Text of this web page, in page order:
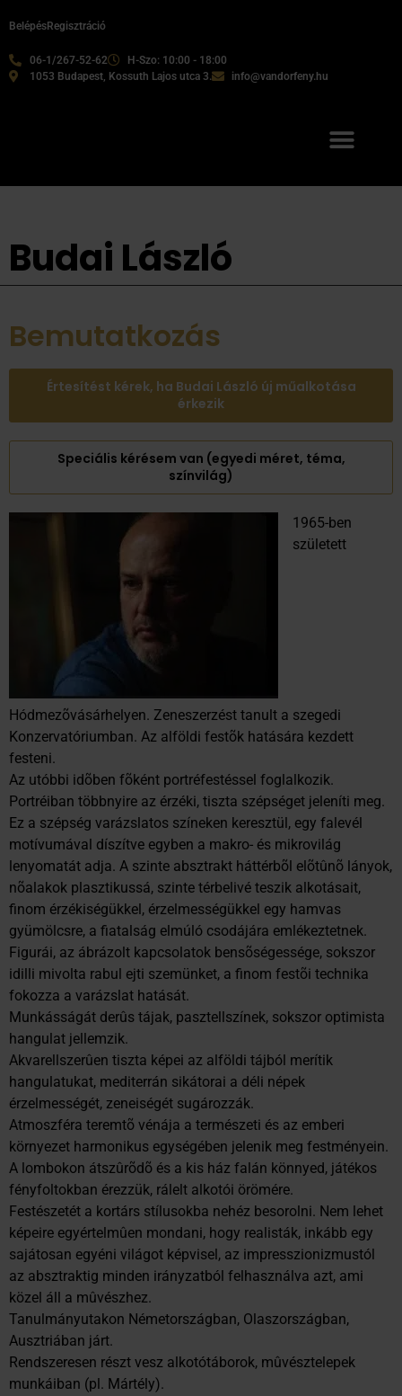
06-1/267-52-62
H-Szo: 10:00 - 18:00
1053 Budapest, Kossuth Lajos utca 3.
info@vandorfeny.hu
BelépésRegisztráció
Budai László
Bemutatkozás
Értesítést kérek, ha Budai László új műalkotása
érkezik
Speciális kérésem van (egyedi méret, téma,
színvilág)
1965-ben
született
Hódmezõvásárhelyen. Zeneszerzést tanult a szegedi
Konzervatóriumban. Az alföldi festõk hatására kezdett
festeni.
Az utóbbi idõben fõként portréfestéssel foglalkozik.
Portréiban többnyire az érzéki, tiszta szépséget jeleníti meg.
Ez a szépség varázslatos színeken keresztül, egy falevél
motívumával díszítve egyben a makro- és mikrovilág
lenyomatát adja. A szinte absztrakt háttérbõl elõtûnõ lányok,
nõalakok plasztikussá, szinte térbelivé teszik alkotásait,
finom érzékiségükkel, érzelmességükkel egy hamvas
gyümölcsre, a fiatalság elmúló csodájára emlékeztetnek.
Figurái, az ábrázolt kapcsolatok bensõségessége, sokszor
idilli mivolta rabul ejti szemünket, a finom festõi technika
fokozza a varázslat hatását.
Munkásságát derûs tájak, pasztellszínek, sokszor optimista
hangulat jellemzik.
Akvarellszerûen tiszta képei az alföldi tájból merítik
hangulatukat, mediterrán sikátorai a déli népek
érzelmességét, zeneiségét sugározzák.
Atmoszféra teremtõ vénája a természeti és az emberi
környezet harmonikus egységében jelenik meg festményein.
A lombokon átszûrõdõ és a kis ház falán könnyed, játékos
fényfoltokban érezzük, rálelt alkotói örömére.
Festészetét a kortárs stílusokba nehéz besorolni. Nem lehet
képeire egyértelmûen mondani, hogy realisták, inkább egy
sajátosan egyéni világot képvisel, az impresszionizmustól
az absztraktig minden irányzatból felhasználva azt, ami
közel áll a mûvészhez.
Tanulmányutakon Németországban, Olaszországban,
Ausztriában járt.
Rendszeresen részt vesz alkotótáborok, mûvésztelepek
munkáiban (pl. Mártély).